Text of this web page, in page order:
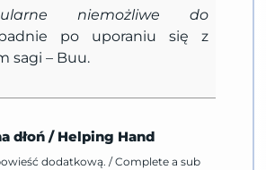
niemożliwe do
po uporaniu się z
sagi – Buu.
dłoń / Helping Hand
dodatkową. /Complete a sub